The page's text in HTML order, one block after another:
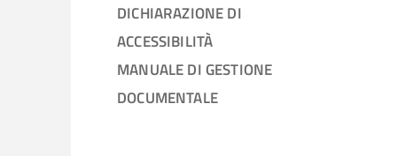
DICHIARAZIONE DI
ACCESSIBILITÀ
MANUALE DI GESTIONE
DOCUMENTALE